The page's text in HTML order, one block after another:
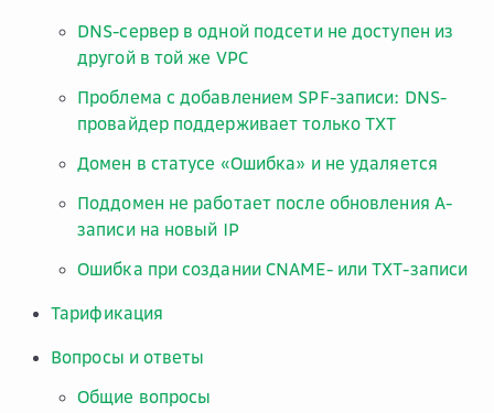
DNS-сервер в одной подсети не доступен из
другой в той же VPC
Проблема с добавлением SPF-записи: DNS-
провайдер поддерживает только TXT
Домен в статусе «Ошибка» и не удаляется
Поддомен не работает после обновления A-
записи на новый IP
Ошибка при создании CNAME- или TXT-записи
Тарификация
Вопросы и ответы
Общие вопросы